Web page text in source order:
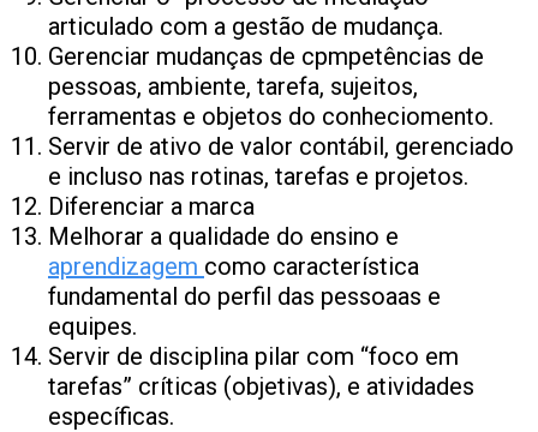
articulado com a gestão de mudança.
Gerenciar mudanças de cpmpetências de
pessoas, ambiente, tarefa, sujeitos,
ferramentas e objetos do conheciomento.
Servir de ativo de valor contábil, gerenciado
e incluso nas rotinas, tarefas e projetos.
Diferenciar a marca
Melhorar a qualidade do ensino e
aprendizagem como característica
fundamental do perfil das pessoaas e
equipes.
Servir de disciplina pilar com “foco em
tarefas” críticas (objetivas), e atividades
específicas.